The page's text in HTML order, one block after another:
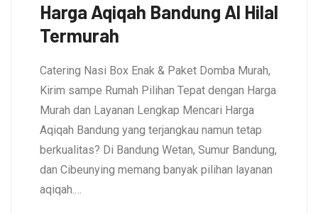
Harga Aqiqah Bandung Al Hilal
Termurah
Catering Nasi Box Enak & Paket Domba Murah,
Kirim sampe Rumah Pilihan Tepat dengan Harga
Murah dan Layanan Lengkap Mencari Harga
Aqiqah Bandung yang terjangkau namun tetap
berkualitas? Di Bandung Wetan, Sumur Bandung,
dan Cibeunying memang banyak pilihan layanan
aqiqah.…